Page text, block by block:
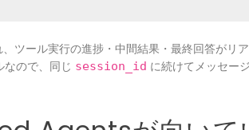
ツール実行の進捗・中間結果・最終回答がリ
なので、同じ session_id に続けてメッセー